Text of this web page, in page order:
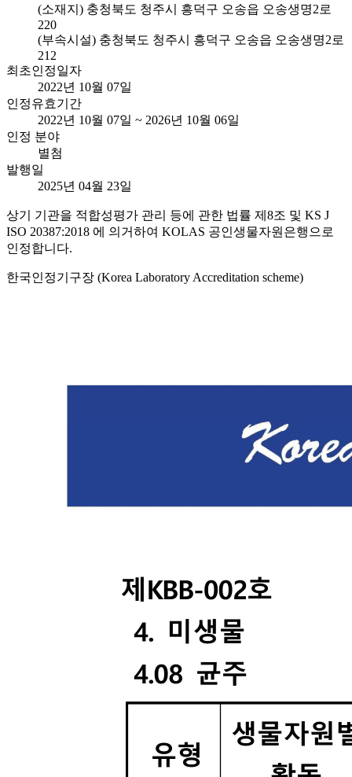
(소재지) 충청북도 청주시 흥덕구 오송읍 오송생명2로
220
(부속시설) 충청북도 청주시 흥덕구 오송읍 오송생명2로
212
최초인정일자
2022년 10월 07일
인정유효기간
2022년 10월 07일 ~ 2026년 10월 06일
인정 분야
별첨
발행일
2025년 04월 23일
상기 기관을 적합성평가 관리 등에 관한 법률 제8조 및 KS J
ISO 20387:2018 에 의거하여 KOLAS 공인생물자원은행으로
인정합니다.
한국인정기구장 (Korea Laboratory Accreditation scheme)